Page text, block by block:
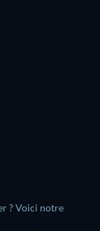
? Voici notre